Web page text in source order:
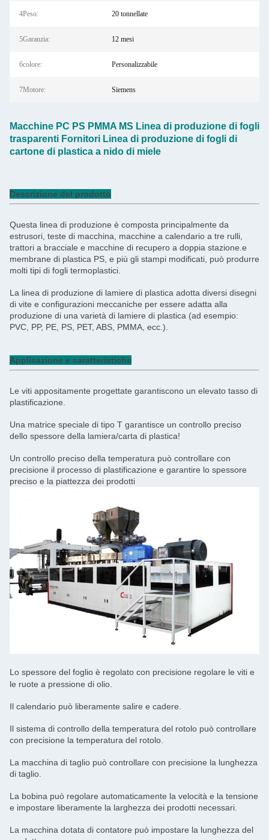
4Peso: 20 tonnellate
5Garanzia: 12 mesi
6colore: Personalizzabile
7Motore: Siemens
Macchine PC PS PMMA MS Linea di produzione di fogli
trasparenti Fornitori Linea di produzione di fogli di
cartone di plastica a nido di miele
Descrizione del prodotto
Questa linea di produzione è composta principalmente da
estrusori, teste di macchina, macchine a calendario a tre rulli,
trattori a bracciale e macchine di recupero a doppia stazione.e
membrane di plastica PS, e più gli stampi modificati, può produrre
molti tipi di fogli termoplastici.
La linea di produzione di lamiere di plastica adotta diversi disegni
di vite e configurazioni meccaniche per essere adatta alla
produzione di una varietà di lamiere di plastica (ad esempio:
PVC, PP, PE, PS, PET, ABS, PMMA, ecc.).
Applicazione e caratteristiche
Le viti appositamente progettate garantiscono un elevato tasso di
plastificazione.
Una matrice speciale di tipo T garantisce un controllo preciso
dello spessore della lamiera/carta di plastica!
Un controllo preciso della temperatura può controllare con
precisione il processo di plastificazione e garantire lo spessore
preciso e la piattezza dei prodotti
Lo spessore del foglio è regolato con precisione regolare le viti e
le ruote a pressione di olio.
Il calendario può liberamente salire e cadere.
Il sistema di controllo della temperatura del rotolo può controllare
con precisione la temperatura del rotolo.
La macchina di taglio può controllare con precisione la lunghezza
di taglio.
La bobina può regolare automaticamente la velocità e la tensione
e impostare liberamente la larghezza dei prodotti necessari.
La macchina dotata di contatore può impostare la lunghezza del